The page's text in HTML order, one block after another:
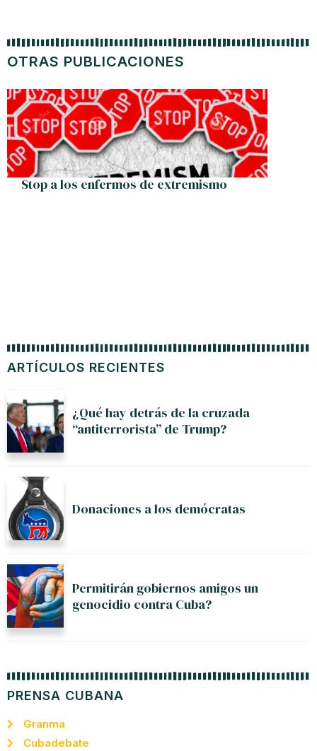
ARTÍCULOS RECIENTES
¿Qué hay detrás de la cruzada
“antiterrorista” de Trump?
Donaciones a los demócratas
Permitirán gobiernos amigos un
genocidio contra Cuba?
PRENSA CUBANA
Granma
Cubadebate
OTRAS PUBLICACIONES
Stop a los enfermos de extremismo